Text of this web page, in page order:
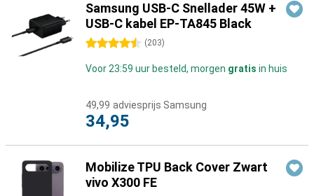
Samsung USB-C Snellader 45W +
USB-C kabel EP-TA845 Black
4.5 sterren (203)
Voor 23:59 uur besteld, morgen gratis in huis
49,99 adviesprijs Samsung
34,95
Mobilize TPU Back Cover Zwart
vivo X300 FE